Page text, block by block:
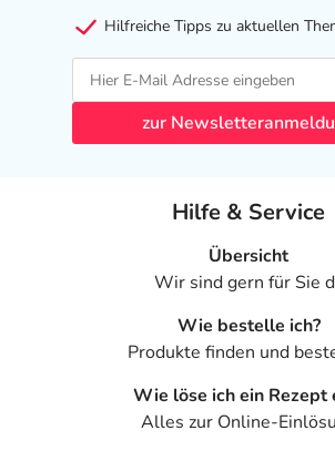
Hilfreiche Tipps zu aktuellen
zur
Hilfe & Service
Übersicht
Wir sind gern für Sie
Wie bestelle ich?
Produkte finden und
Wie löse ich ein Rezept
Alles zur Online-